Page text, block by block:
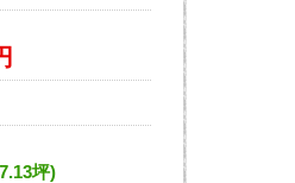
坪)